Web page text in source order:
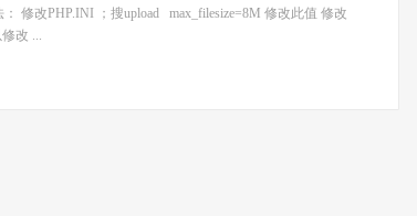
修改PHP.INI ；搜upload max_filesize=8M 修改此值 修改
改 ...